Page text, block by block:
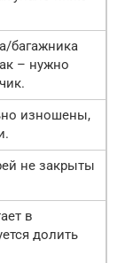
багажника
– нужно
изношены,
не закрыты
в
долить